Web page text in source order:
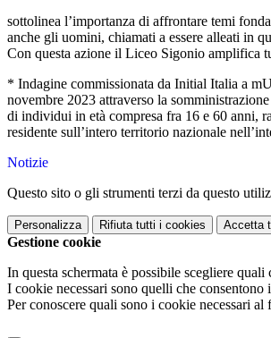
sottolinea l’importanza di affrontare temi
anche gli uomini, chiamati a essere alleati in
Con questa azione il Liceo Sigonio amplifica
* Indagine commissionata da Initial Italia a
novembre 2023 attraverso la
di individui in età compresa fra 16 e 60 anni,
residente sull’intero territorio nazionale
Notizie
Questo sito o gli strumenti terzi da questo
Personalizza Rifiuta tutti i cookies Accetta
Gestione cookie
In questa schermata è possibile scegliere quali
I cookie necessari sono quelli che
Per conoscere quali sono i cookie necessari